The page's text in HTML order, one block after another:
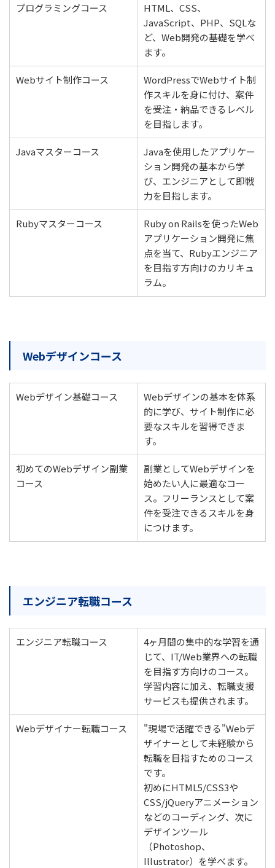
プログラミングコース
HTML、CSS、
JavaScript、PHP、SQLな
ど、Web開発の基礎を学べ
ます。
Webサイト制作コース
WordPressでWebサイト制
作スキルを身に付け、案件
を受注・納品できるレベル
を目指します。
Javaマスターコース
Javaを使用したアプリケー
ション開発の基本から学
び、エンジニアとして即戦
力を目指します。
Rubyマスターコース
Ruby on Railsを使ったWeb
アプリケーション開発に焦
点を当て、Rubyエンジニア
を目指す方向けのカリキュ
ラム。
Webデザインコース
Webデザイン基礎コース
Webデザインの基本を体系
的に学び、サイト制作に必
要なスキルを習得できま
す。
初めてのWebデザイン副業
コース
副業としてWebデザインを
始めたい人に最適なコー
ス。フリーランスとして案
件を受注できるスキルを身
につけます。
エンジニア転職コース
エンジニア転職コース
4ヶ月間の集中的な学習を通
じて、IT/Web業界への転職
を目指す方向けのコース。
学習内容に加え、転職支援
サービスも提供されます。
Webデザイナー転職コース
"現場で活躍できる"Webデ
ザイナーとして未経験から
転職を目指すためのコース
です。
初めにHTML5/CSS3や
CSS/jQueryアニメーション
などのコーディング、次に
デザインツール
（Photoshop、
Illustrator）を学べます。